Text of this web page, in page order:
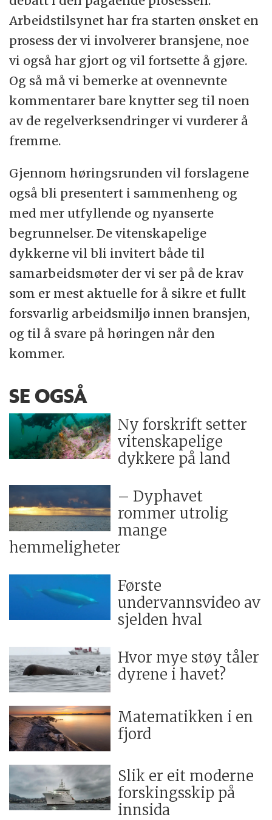
Arbeidstilsynet har fra starten ønsket en
prosess der vi involverer bransjene, noe
vi også har gjort og vil fortsette å gjøre.
Og så må vi bemerke at ovennevnte
kommentarer bare knytter seg til noen
av de regelverksendringer vi vurderer å
fremme.
Gjennom høringsrunden vil forslagene
også bli presentert i sammenheng og
med mer utfyllende og nyanserte
begrunnelser. De vitenskapelige
dykkerne vil bli invitert både til
samarbeidsmøter der vi ser på de krav
som er mest aktuelle for å sikre et fullt
forsvarlig arbeidsmiljø innen bransjen,
og til å svare på høringen når den
kommer.
SE OGSÅ
Ny forskrift setter
vitenskapelige
dykkere på land
– Dyphavet
rommer utrolig
mange
hemmeligheter
Første
undervannsvideo av
sjelden hval
Hvor mye støy tåler
dyrene i havet?
Matematikken i en
fjord
Slik er eit moderne
forskingsskip på
innsida